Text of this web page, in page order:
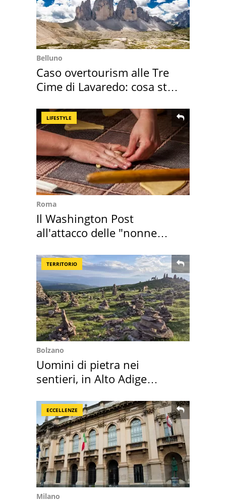
Belluno
Caso overtourism alle Tre
Cime di Lavaredo: cosa sta
LIFESTYLE
Roma
Il Washington Post
all'attacco delle "nonne
TERRITORIO
Bolzano
Uomini di pietra nei
sentieri, in Alto Adige
ECCELLENZE
Milano